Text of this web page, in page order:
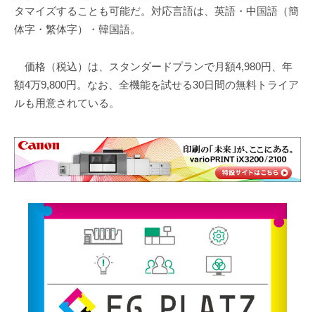
タマイズすることも可能だ。対応言語は、英語・中国語（簡
体字・繁体字）・韓国語。
価格（税込）は、スタンダードプランで月額4,980円、年
額4万9,800円。なお、全機能を試せる30日間の無料トライア
ルも用意されている。